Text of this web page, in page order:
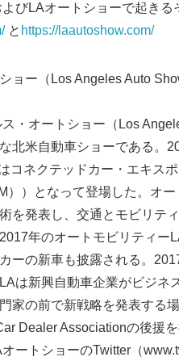
びLAオートショーで起きる
と https://laautoshow.com/
ョー（Los Angeles Auto
・オートショー（Los
北米自動車ショーである。
コネクテッドカー・エキス
））となって登場した。オ
を発表し、交通とモビリテ
年のオートモビリティ
ーの新車も披露される。
は新興自動車企業がビジ
家の前で新戦略を発表する
Dealer Associationの後援
ートショーのTwitter（